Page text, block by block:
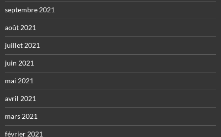
septembre 2021
août 2021
juillet 2021
juin 2021
mai 2021
avril 2021
mars 2021
février 2021